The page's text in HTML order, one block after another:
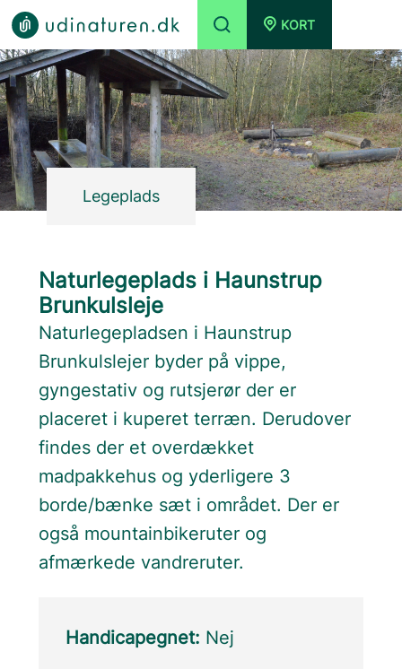
KORT
Legeplads
Naturlegeplads i Haunstrup
Brunkulsleje
Naturlegepladsen i Haunstrup
Brunkulslejer byder på vippe,
gyngestativ og rutsjerør der er
placeret i kuperet terræn. Derudover
findes der et overdækket
madpakkehus og yderligere 3
borde/bænke sæt i området. Der er
også mountainbikeruter og
afmærkede vandreruter.
Handicapegnet: Nej